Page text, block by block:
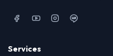
FacebookYouTubeInstagram
LINE
Services